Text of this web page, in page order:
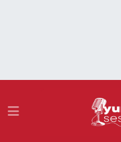
Namaz Vakitleri